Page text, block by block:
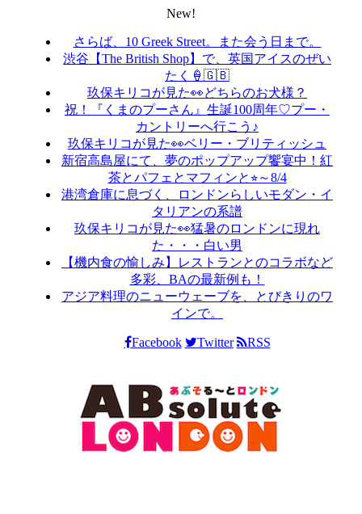
New!
さらば、10 Greek Street。また会う日まで。
渋谷【The British Shop】で、英国アイスのぜい
たく🍦🇬🇧
玖保キリコが見た👀どちらのお犬様？
祝！『くまのプーさん』生誕100周年♡プー・
カントリーへ行こう♪
玖保キリコが見た👀ベリー・ブリティッシュ
新宿高島屋にて、夢のポップアップ饗宴中！紅
茶とパフェとマフィンと⭐︎～8/4
港湾倉庫に息づく、ロンドンらしいモダン・イ
タリアンの系譜
玖保キリコが見た👀猛暑のロンドンに現れ
た・・・白い男
【機内食の愉しみ】レストランとのコラボなど
多彩、BAの最新例も！
アジア料理のニューウェーブを、とびきりのワ
インで。
Facebook Twitter RSS